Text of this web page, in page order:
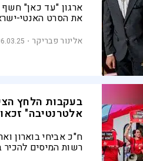
ארגון "עד כאן"
את הסרט האנטי-
"במחקר שלנו אנחנו
מגיעים
אלינור פבריקר
בעקבות הלחץ
אלטרנטיבה"
ח"כ אביחי בוארון
רשות המיסים להכיר